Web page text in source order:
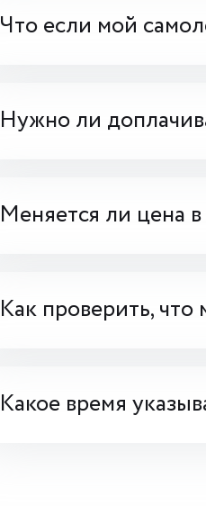
Что если мой
Нужно ли
Меняется ли цена
Как проверить, что
Какое время